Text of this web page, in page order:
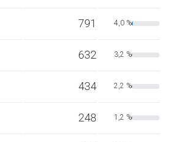
791 4,0 %
632 3,2 %
434 2,2 %
248 1,2 %